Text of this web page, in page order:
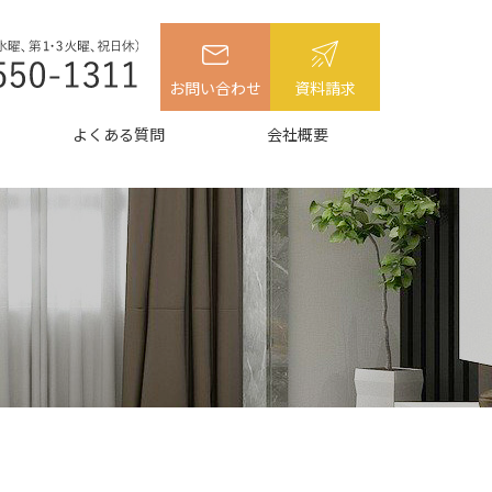
お問い合わせ 資料請求
よくある質問 会社概要